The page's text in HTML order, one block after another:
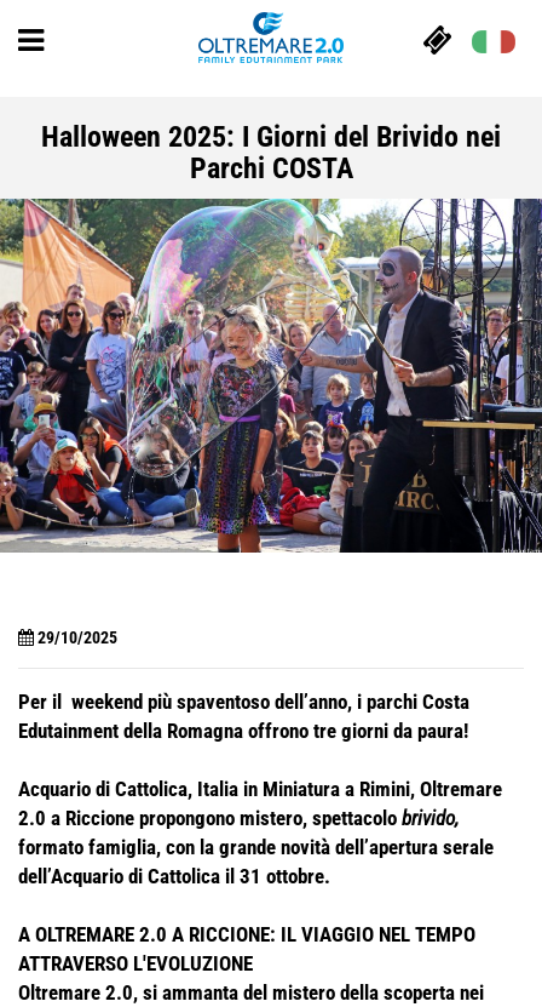
Halloween 2025: I Giorni del Brivido nei
Parchi COSTA
29/10/2025
Per il weekend più spaventoso dell’anno, i parchi Costa
Edutainment della Romagna offrono tre giorni da paura!
Acquario di Cattolica, Italia in Miniatura a Rimini, Oltremare
2.0 a Riccione propongono mistero, spettacolo brivido,
formato famiglia, con la grande novità dell’apertura serale
dell’Acquario di Cattolica il 31 ottobre.
A OLTREMARE 2.0 A RICCIONE: IL VIAGGIO NEL TEMPO
ATTRAVERSO L'EVOLUZIONE
Oltremare 2.0, si ammanta del mistero della scoperta nei